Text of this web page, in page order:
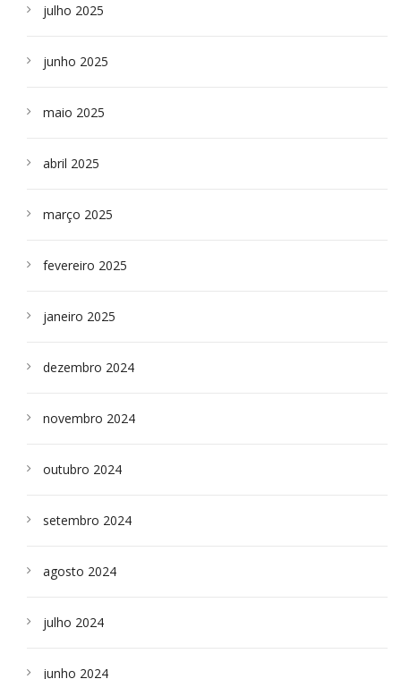
julho 2025
junho 2025
maio 2025
abril 2025
março 2025
fevereiro 2025
janeiro 2025
dezembro 2024
novembro 2024
outubro 2024
setembro 2024
agosto 2024
julho 2024
junho 2024